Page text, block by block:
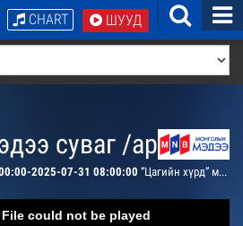
ШУУД
CHART
суваг /архив/
2025-07-31 08:00:00 “Цагийн хүрд” мэдээллийн хөтөлбөр /давталт/
could not be played